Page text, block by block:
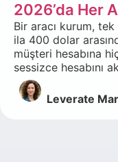
2026’da Her
Bir aracı kurum,
ila 400 dolar
müşteri hesabına
sessizce hesabını
Leverate